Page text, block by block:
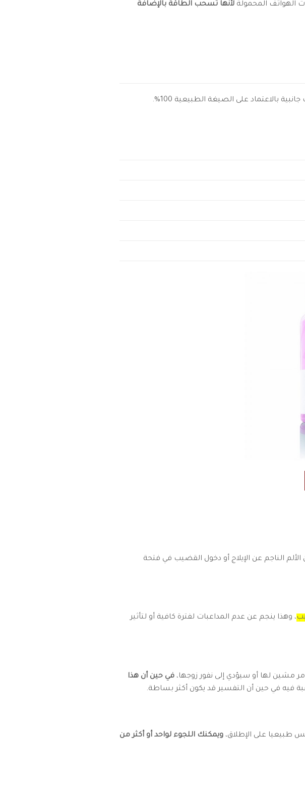
الهواتف المحمولة لأنها تسحب الطاقة بالإضافة
بالاعتماد على الصيغة الطبيعية 100%.
الناجم عن الإيلاج أو دخول القضيب في فتحة
، وهذا ينجم عن عدم المداعبات لفترة كافية أو لتأثير
مشين لها أو سيؤدي إلى نفور زوجها، في حين أن هذا
فيه في حين أن التفسير قد يكون أكثر بساطة.
طبيعيا على الإطلاق، ويمكنك اللجوء لواحد أو أكثر من